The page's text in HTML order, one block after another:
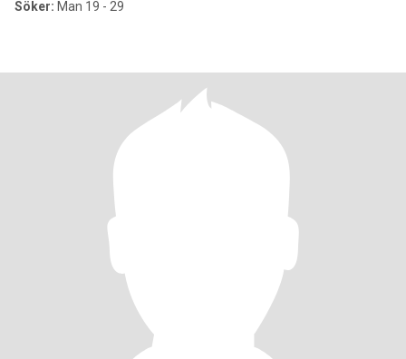
Söker: Man 19 - 29